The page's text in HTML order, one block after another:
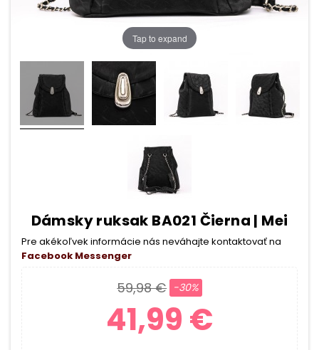
Tap to expand
Dámsky ruksak BA021 Čierna | Mei
Pre akékoľvek informácie nás neváhajte kontaktovať na
Facebook Messenger
41,99 €
59,98 € -30%